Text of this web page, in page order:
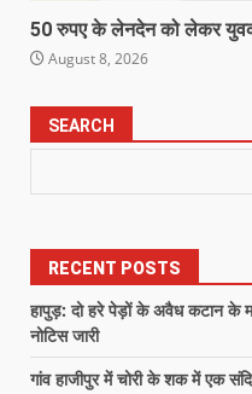
50 रुपए के लेनदेन को लेकर
August 8, 2026
SEARCH
RECENT POSTS
हापुड़: दो हरे पेड़ों के अवैध कटान के
नोटिस जारी
गांव हाजीपुर में चोरी के शक में एक